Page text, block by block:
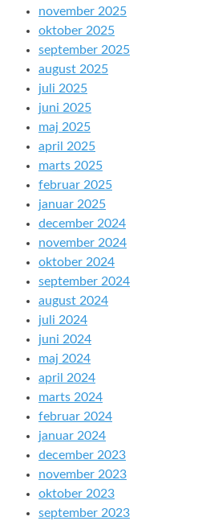
november 2025
oktober 2025
september 2025
august 2025
juli 2025
juni 2025
maj 2025
april 2025
marts 2025
februar 2025
januar 2025
december 2024
november 2024
oktober 2024
september 2024
august 2024
juli 2024
juni 2024
maj 2024
april 2024
marts 2024
februar 2024
januar 2024
december 2023
november 2023
oktober 2023
september 2023